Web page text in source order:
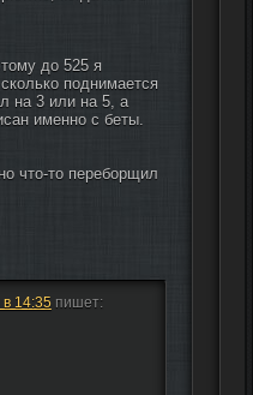
до 525 я
поднимается
на 3 или на 5, а
именно с беты.
что-то переборщил
14:35 пишет: